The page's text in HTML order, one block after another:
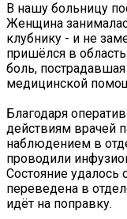
В нашу больницу
Женщина
клубнику - и не
пришёлся в
боль,
медицинской
Благодаря
действиям врачей
наблюдением в
проводили
Состояние удалось
переведена в
идёт на поправку.